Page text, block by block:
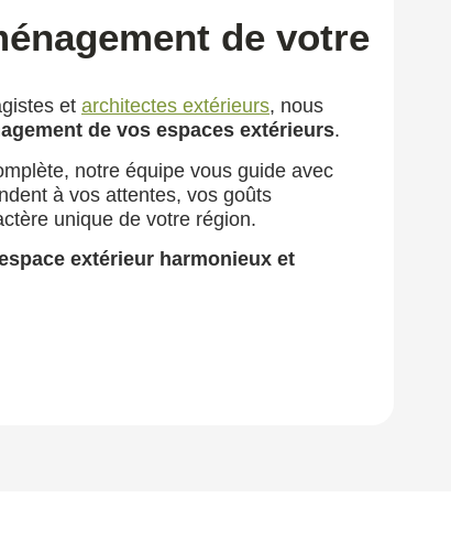
de votre
et architectes extérieurs, nous
de vos espaces extérieurs.
notre équipe vous guide avec
à vos attentes, vos goûts
unique de votre région.
extérieur harmonieux et